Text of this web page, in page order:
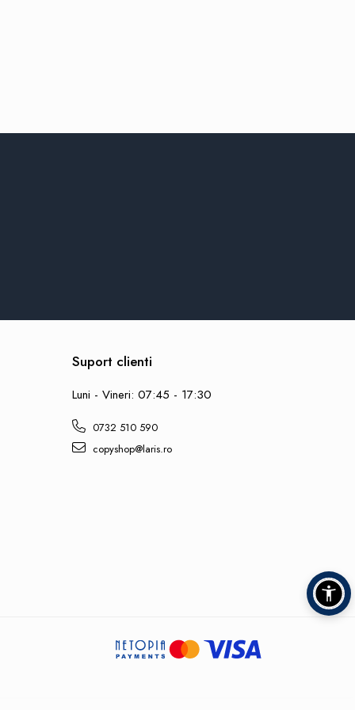
Suport clienti
Luni - Vineri: 07:45 - 17:30
0732 510 590
copyshop@laris.ro